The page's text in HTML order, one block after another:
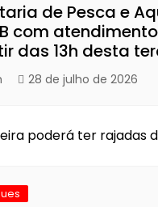
de Pesca e
com
das 13h desta
28 de julho de 2026